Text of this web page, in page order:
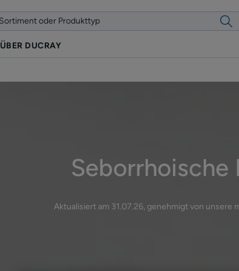
ÜBER DUCRAY
Seborrhoische
Aktualisiert am 31.07.26, genehmigt von unsere